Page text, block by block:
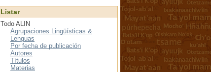
Listar
Todo ALIN
Agrupaciones Lingüísticas &
Lenguas
Por fecha de publicación
Autores
Títulos
Materias